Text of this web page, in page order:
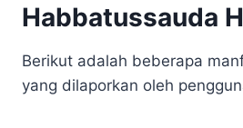
Habbatussauda
Berikut adalah beberapa
yang dilaporkan oleh